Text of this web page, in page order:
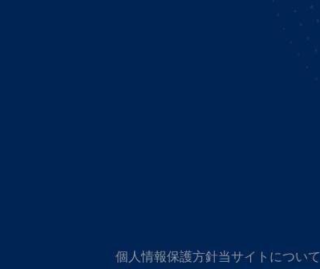
個人情報保護方針当サイトについて